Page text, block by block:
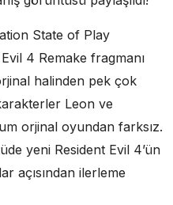
State of Play
4 Remake fragmanı
halinden pek çok
Leon ve
orjinal oyundan farksız.
yeni Resident Evil 4’ün
açısından ilerleme